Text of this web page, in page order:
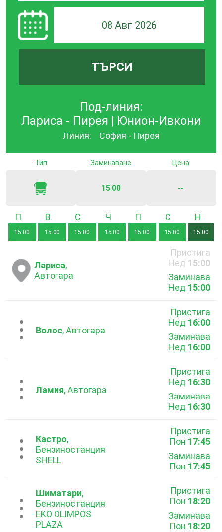
08 Авг 2026
ТЪРСИ
Под-линия:
Лариса - Пирея | Юнион-Ивкони
Линия: София - Пирея
Тип Заминаване
15:00
Цена
--
Понеделник
15:00
Вторник
15:00 15:00
Четвъртък
15:00 15:00
Събота
15:00 15:00
Лариса,
Автогара
Пристига
Нед 15:00
Заминава
Нед 15:00
...Волос, Автогара
Пристига
Нед 16:00
Заминава
Нед 16:00
...Ламия, Автогара
Пристига
Нед 16:30
Заминава
Нед 16:30
...Кастро,
Бензиностанция
SHELL
Пристига
Пон 17:45
Заминава
Пон 17:45
...
Шиматари,
Бензиностанция
EKO OLIMPOS
PLAZA
Пристига
Пон 18:20
Заминава
Пон 18:20